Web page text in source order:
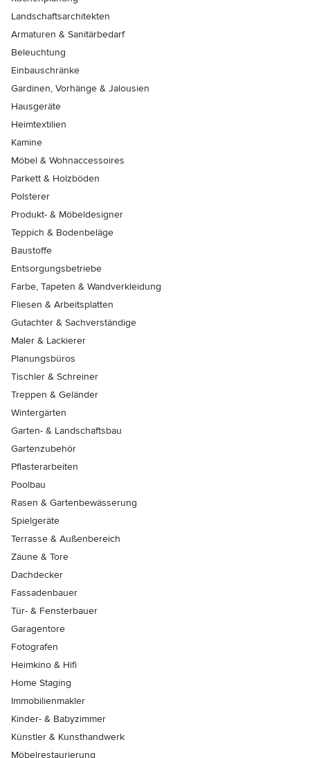
Landschaftsarchitekten
Armaturen & Sanitärbedarf
Beleuchtung
Einbauschränke
Gardinen, Vorhänge & Jalousien
Hausgeräte
Heimtextilien
Kamine
Möbel & Wohnaccessoires
Parkett & Holzböden
Polsterer
Produkt- & Möbeldesigner
Teppich & Bodenbeläge
Baustoffe
Entsorgungsbetriebe
Farbe, Tapeten & Wandverkleidung
Fliesen & Arbeitsplatten
Gutachter & Sachverständige
Maler & Lackierer
Planungsbüros
Tischler & Schreiner
Treppen & Geländer
Wintergärten
Garten- & Landschaftsbau
Gartenzubehör
Pflasterarbeiten
Poolbau
Rasen & Gartenbewässerung
Spielgeräte
Terrasse & Außenbereich
Zäune & Tore
Dachdecker
Fassadenbauer
Tür- & Fensterbauer
Garagentore
Fotografen
Heimkino & Hifi
Home Staging
Immobilienmakler
Kinder- & Babyzimmer
Künstler & Kunsthandwerk
Möbelrestaurierung